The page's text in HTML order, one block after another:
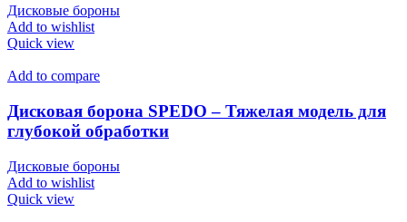
Дисковые бороны
Add to wishlist
Quick view
Add to compare
Дисковая борона SPEDO – Тяжелая модель для
глубокой обработки
Дисковые бороны
Add to wishlist
Quick view